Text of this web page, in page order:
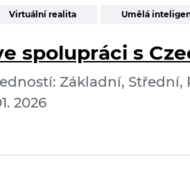
Virtuální realita Umělá
spolupráci s
Základní, Střední,
2026